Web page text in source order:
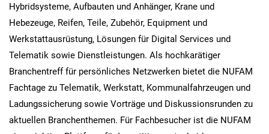
Hybridsysteme, Aufbauten und Anhänger, Krane und
Hebezeuge, Reifen, Teile, Zubehör, Equipment und
Werkstattausrüstung, Lösungen für Digital Services und
Telematik sowie Dienstleistungen. Als hochkarätiger
Branchentreff für persönliches Netzwerken bietet die NUFAM
Fachtage zu Telematik, Werkstatt, Kommunalfahrzeugen und
Ladungssicherung sowie Vorträge und Diskussionsrunden zu
aktuellen Branchenthemen. Für Fachbesucher ist die NUFAM